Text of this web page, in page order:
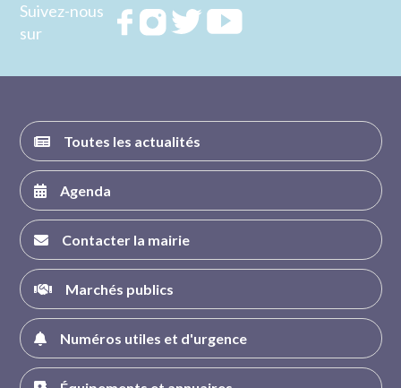
Suivez-nous
sur
RejoignezRejoignezRejoignez
Toutes les actualités
Agenda
Contacter la mairie
Marchés publics
Numéros utiles et d'urgence